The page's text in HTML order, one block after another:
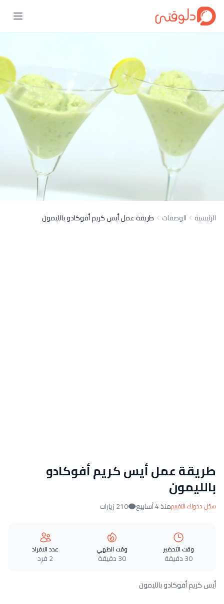
الرئيسية الوصفات طريقة عمل أيس كريم أفوكادو بالليمون
طريقة عمل أيس كريم أفوكادو
بالليمون
سجّل دخولك للتقييممنذ 4 أسابيع 210 زيارات
وقت التحضير
30 دقيقة
وقت الطهي
30 دقيقة
عدد الافراد
2 فرد
أيس كريم أفوكادو بالليمون